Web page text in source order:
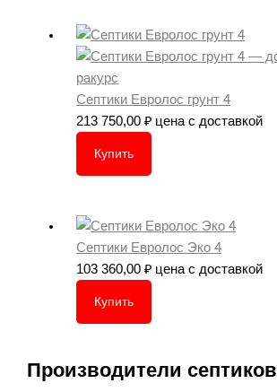
Септики Евролос грунт 4
213 750,00₽ цена с доставкой
Купить
Септики Евролос Эко 4
103 360,00₽ цена с доставкой
Купить
Производители септиков